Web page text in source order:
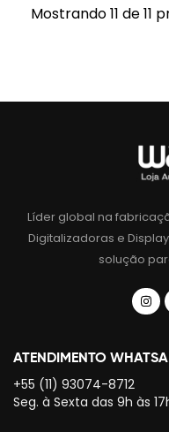
Mostrando 11 de 11
Líder global na
Digitalizadoras e
solução
ATENDIMENTO
+55 (11) 93074-8712
Seg. à Sexta das 9h às